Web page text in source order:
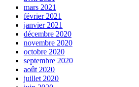
mars 2021
février 2021
janvier 2021
décembre 2020
novembre 2020
octobre 2020
septembre 2020
août 2020
juillet 2020